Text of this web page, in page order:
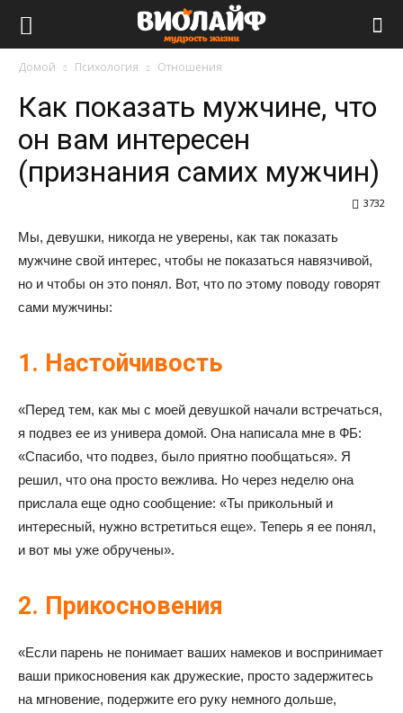
Домой Психология Отношения
Как показать мужчине, что
он вам интересен
(признания самих мужчин)
3732
Мы, девушки, никогда не уверены, как так показать
мужчине свой интерес, чтобы не показаться навязчивой,
но и чтобы он это понял. Вот, что по этому поводу говорят
сами мужчины:
1. Настойчивость
«Перед тем, как мы с моей девушкой начали встречаться,
я подвез ее из универа домой. Она написала мне в ФБ:
«Спасибо, что подвез, было приятно пообщаться». Я
решил, что она просто вежлива. Но через неделю она
прислала еще одно сообщение: «Ты прикольный и
интересный, нужно встретиться еще». Теперь я ее понял,
и вот мы уже обручены».
2. Прикосновения
«Если парень не понимает ваших намеков и воспринимает
ваши прикосновения как дружеские, просто задержитесь
на мгновение, подержите его руку немного дольше,